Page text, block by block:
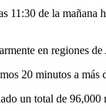
11:30 de la
en regiones
20 minutos a más
un total de